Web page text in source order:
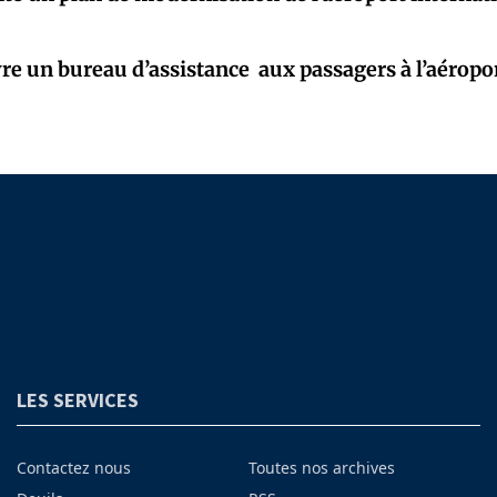
un bureau d’assistance aux passagers à
LES SERVICES
Contactez nous
Toutes nos archives